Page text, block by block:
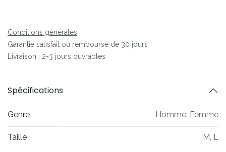
Conditions générales
Garantie satisfait ou remboursé de 30 jours
Livraison : 2-3 jours ouvrables
Spécifications
Genre Homme Femme
Taille M L